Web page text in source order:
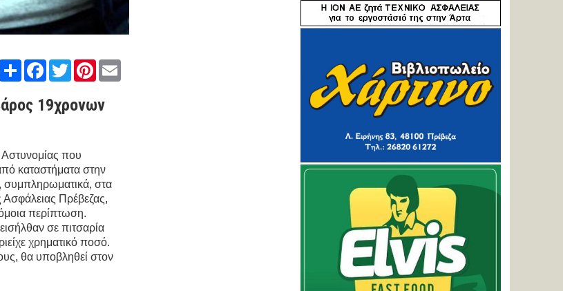
Share FacebookTwitterPinterest
19χρονων
που
καταστήματα στην
συμπληρωματικά, στα
Ασφάλειας Πρέβεζας,
περίπτωση.
σε πιτσαρία
χρηματικό ποσό.
θα υποβληθεί στον